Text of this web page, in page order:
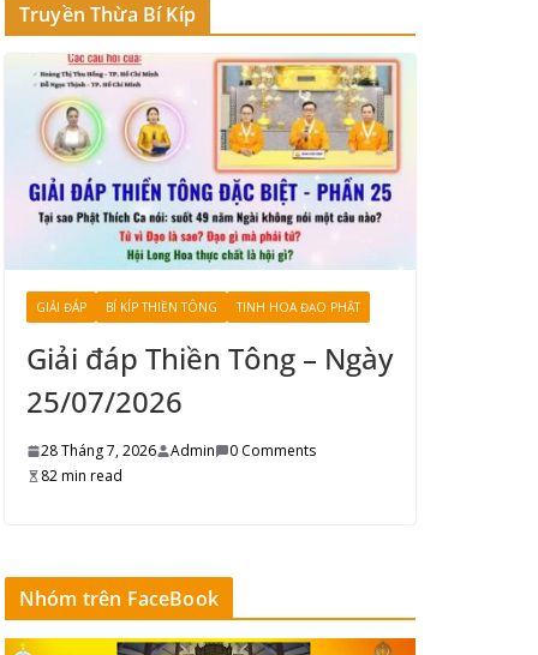
Truyền Thừa Bí Kíp
GIẢI ĐÁP BÍ KÍP THIỀN TÔNG TINH HOA ĐẠO PHẬT
Giải đáp Thiền Tông – Ngày
25/07/2026
28 Tháng 7, 2026 Admin
0 Comments
82 min read
Nhóm trên FaceBook